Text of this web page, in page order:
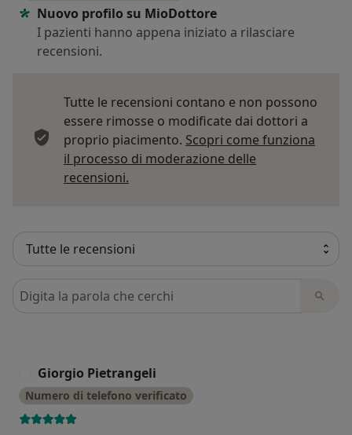
Nuovo profilo su MioDottore
I pazienti hanno appena iniziato a rilasciare
recensioni.
Tutte le recensioni contano e non possono
essere rimosse o modificate dai dottori a
proprio piacimento. Scopri come funziona
il processo di moderazione delle
recensioni.
Cerca nelle recensioni
Giorgio Pietrangeli
Numero di telefono verificato